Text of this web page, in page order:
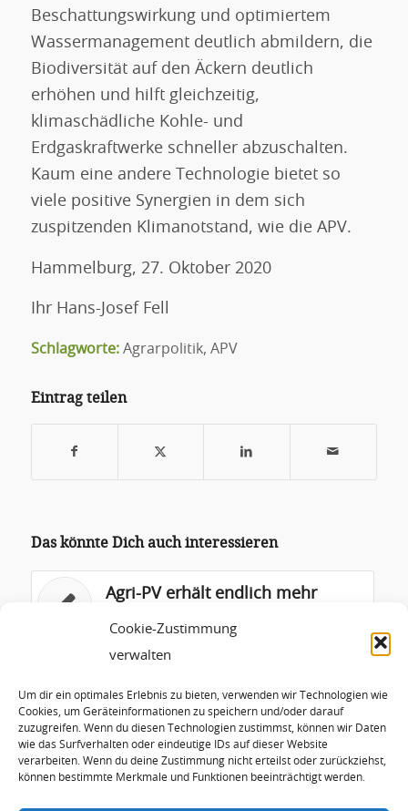
Cookie-Zustimmung
verwalten
Um dir ein optimales Erlebnis zu bieten, verwenden wir Technologien wie
Cookies, um Geräteinformationen zu speichern und/oder darauf
zuzugreifen. Wenn du diesen Technologien zustimmst, können wir Daten
wie das Surfverhalten oder eindeutige IDs auf dieser Website
verarbeiten. Wenn du deine Zustimmung nicht erteilst oder zurückziehst,
können bestimmte Merkmale und Funktionen beeinträchtigt werden.
Beschattungswirkung und optimiertem
Wassermanagement deutlich abmildern, die
Biodiversität auf den Äckern deutlich
erhöhen und hilft gleichzeitig,
klimaschädliche Kohle- und
Erdgaskraftwerke schneller abzuschalten.
Kaum eine andere Technologie bietet so
viele positive Synergien in dem sich
zuspitzenden Klimanotstand, wie die APV.
Hammelburg, 27. Oktober 2020
Ihr Hans-Josef Fell
Schlagworte: Agrarpolitik, APV
Eintrag teilen
Das könnte Dich auch interessieren
Agri-PV erhält endlich mehr
Die Welternährung ist massiv
und die Erdüberhitzung
Solarstrom auf dem Acker
weltweit auf dem Vormarsch